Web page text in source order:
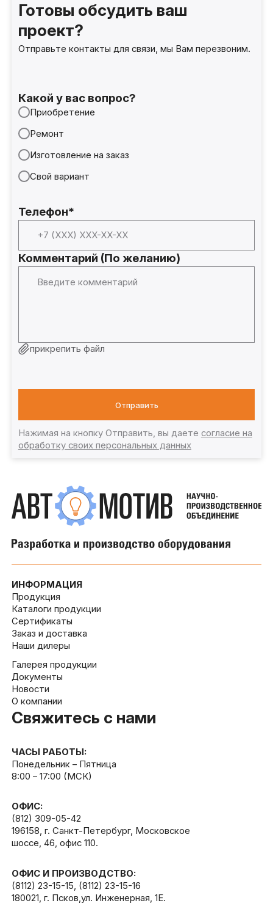
Готовы обсудить ваш
проект?
Отправьте контакты для связи, мы Вам перезвоним.
Какой у вас вопрос?
Приобретение
Ремонт
Изготовление на заказ
Свой вариант
Телефон*
Комментарий (По желанию)
прикрепить файл
Отправить
Нажимая на кнопку Отправить, вы даете согласие на
обработку своих персональных данных
ИНФОРМАЦИЯ
Продукция
Каталоги продукции
Сертификаты
Заказ и доставка
Наши дилеры
Галерея продукции
Документы
Новости
О компании
Свяжитесь с нами
ЧАСЫ РАБОТЫ:
Понедельник – Пятница
8:00 – 17:00 (МСК)
ОФИС:
(812) 309-05-42
196158, г. Санкт-Петербург, Московское
шоссе, 46, офис 110.
ОФИС И ПРОИЗВОДСТВО:
(8112) 23-15-15, (8112) 23-15-16
180021, г. Псков,ул. Инженерная, 1Е.